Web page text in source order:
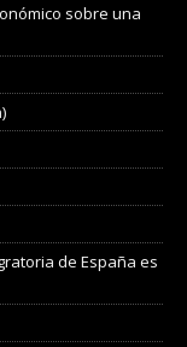
sobre una
de España es